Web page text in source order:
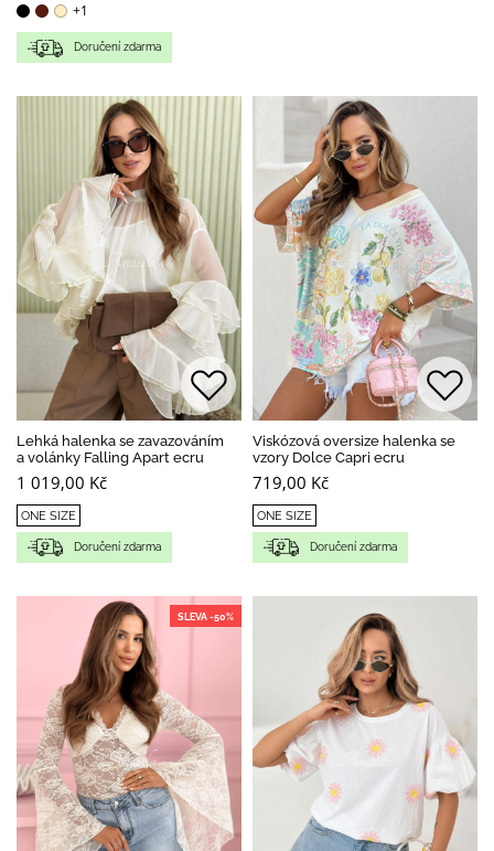
+1
Doručení zdarma
Lehká halenka se zavazováním
a volánky Falling Apart ecru
1 019,00 Kč
ONE SIZE
Doručení zdarma
Viskózová oversize halenka se
vzory Dolce Capri ecru
719,00 Kč
ONE SIZE
Doručení zdarma
SLEVA -50%